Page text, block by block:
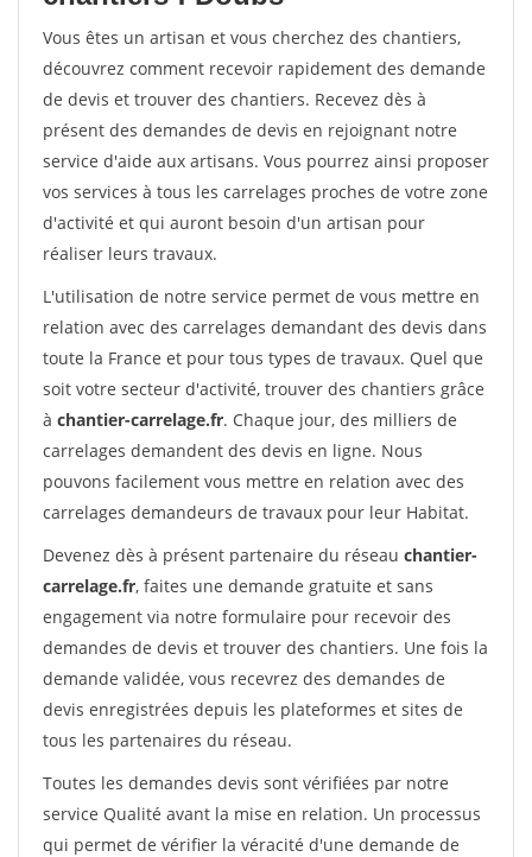
Vous êtes un artisan et vous cherchez des chantiers,
découvrez comment recevoir rapidement des demande
de devis et trouver des chantiers. Recevez dès à
présent des demandes de devis en rejoignant notre
service d'aide aux artisans. Vous pourrez ainsi proposer
vos services à tous les carrelages proches de votre zone
d'activité et qui auront besoin d'un artisan pour
réaliser leurs travaux.
L'utilisation de notre service permet de vous mettre en
relation avec des carrelages demandant des devis dans
toute la France et pour tous types de travaux. Quel que
soit votre secteur d'activité, trouver des chantiers grâce
à chantier-carrelage.fr. Chaque jour, des milliers de
carrelages demandent des devis en ligne. Nous
pouvons facilement vous mettre en relation avec des
carrelages demandeurs de travaux pour leur Habitat.
Devenez dès à présent partenaire du réseau chantier-
carrelage.fr, faites une demande gratuite et sans
engagement via notre formulaire pour recevoir des
demandes de devis et trouver des chantiers. Une fois la
demande validée, vous recevrez des demandes de
devis enregistrées depuis les plateformes et sites de
tous les partenaires du réseau.
Toutes les demandes devis sont vérifiées par notre
service Qualité avant la mise en relation. Un processus
qui permet de vérifier la véracité d'une demande de